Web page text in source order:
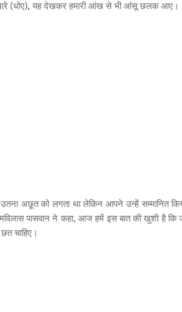
(धोए), यह देखकर हमारी आंख से भी आंसू छलक आए।
अछूत को लगता था लेकिन आपने उन्हें सम्मानित
पासवान ने कहा, आज हमें इस बात की खुशी है
चाहिए।